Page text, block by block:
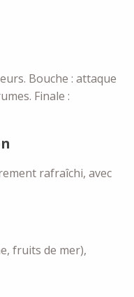
Bouche : attaque
Finale :
rafraîchi, avec
fruits de mer),